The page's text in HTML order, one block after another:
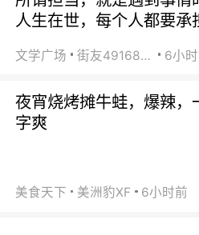
人生在世，每个人都要承
文学广场 街友49168527 6小
夜宵烧烤摊牛蛙，爆辣，
字爽
美食天下 美洲豹XF 6小时前